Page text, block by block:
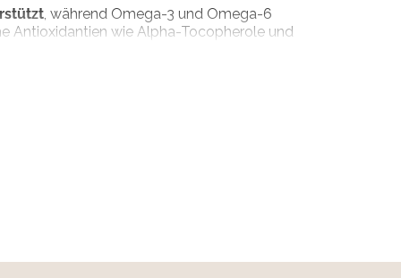
, während Omega-3 und Omega-6
Antioxidantien wie Alpha-Tocopherole und